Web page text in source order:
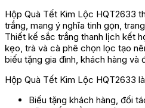
Hộp Quà Tết Kim Lộc HQT2633
trắng, mang ý nghĩa tinh gọn,
Thiết kế sắc trắng thanh lịch kết
kẹo, trà và cà phê chọn lọc tạo
biếu tặng gia đình, khách hàng và
Hộp Quà Tết Kim Lộc HQT2633
Biếu tặng khách hàng, đối